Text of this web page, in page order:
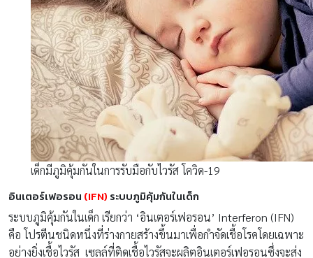
เด็กมีภูมิคุ้มกันในการรับมือกับไวรัส โควิด-19
อินเตอร์เฟอรอน (IFN) ระบบภูมิคุ้มกันในเด็ก
ระบบภูมิคุ้มกันในเด็ก เรียกว่า ‘อินเตอร์เฟอรอน’ Interferon (IFN)
คือ โปรตีนชนิดหนึ่งที่ร่างกายสร้างขึ้นมาเพื่อกำจัดเชื้อโรคโดยเฉพาะ
อย่างยิ่งเชื้อไวรัส เซลล์ที่ติดเชื้อไวรัสจะผลิตอินเตอร์เฟอรอนซึ่งจะส่ง